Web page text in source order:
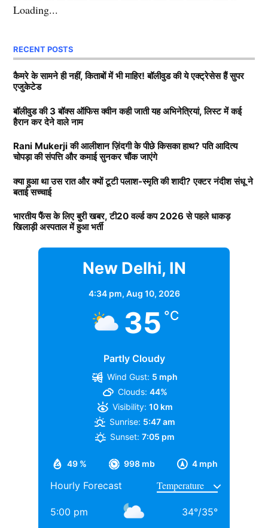
जिससे उन्हें करोड़ों का नुकसान उठाना पड़ सकता है। रिपोर्ट्स के
सकती है।
बिग बॉस 18 का हिस्सा बनेंगे धीरज धूपर
कुमकुम भाग्य में करण लूथरा का किरदार निभाकर मशहूर हुए धीरज
धूपर को लेकर कुछ दिन पहले ही खबर आई थी कि वह बिग बॉस
उनकी बातचीत चल रही थी। उन्हें इससे पहले भी कई बार बिग
बॉस (Bigg Boss) के ऑफर मिल चुके थे, लेकिन इस बार वह शो
का हिस्सा बनने के लिए एक्साइटेड बताए जा रहे हैं।
सीजन के सबसे महंगे कंटेस्टेंट Dheeraj
Loading...
RECENT POSTS
कैमरे के सामने ही नहीं, किताबों में भी माहिर! बॉलीवुड की ये एक्ट्रेसेस हैं सुपर
एजुकेटेड
बॉलीवुड की 3 बॉक्स ऑफिस क्वीन कही जाती यह अभिनेत्रियां, लिस्ट में कई
हैरान कर देने वाले नाम
Rani Mukerji की आलीशान ज़िंदगी के पीछे किसका हाथ? पति आदित्य
चोपड़ा की संपत्ति और कमाई सुनकर चौंक जाएंगे
क्या हुआ था उस रात और क्यों टूटी पलाश-स्मृति की शादी? एक्टर नंदीश संधू ने
बताई सच्चाई
भारतीय फैंस के लिए बुरी खबर, टी20 वर्ल्ड कप 2026 से पहले धाकड़
खिलाड़ी अस्पताल में हुआ भर्ती
New Delhi, IN
4:34 pm, Aug 10, 2026
35 °C
Partly Cloudy
49 % 998 mb 4 mph
Wind Gust: 5 mph
Clouds: 44%
Visibility: 10 km
Sunrise: 5:47 am
Sunset: 7:05 pm
Hourly Forecast
5:00 pm 34°/35°